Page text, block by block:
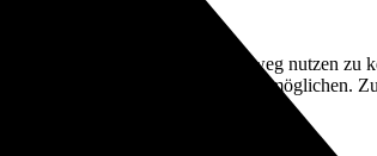
unterschiedliche Geräte hinweg nutzen zu
nahtlose Nutzererfahrung zu ermöglichen.